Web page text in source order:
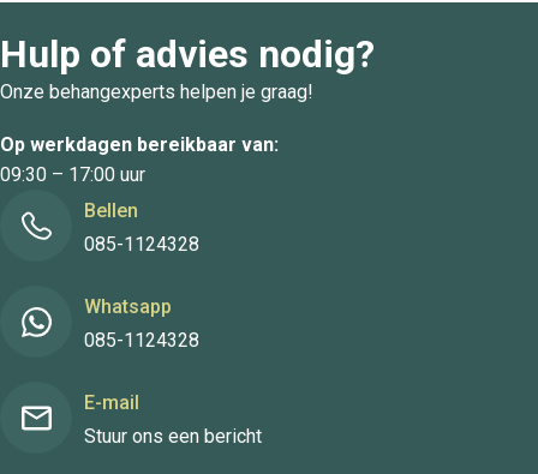
Hulp of advies nodig?
Onze behangexperts helpen je graag!
Op werkdagen bereikbaar van:
09:30 – 17:00 uur
Bellen
085-1124328
Whatsapp
085-1124328
E-mail
Stuur ons een bericht